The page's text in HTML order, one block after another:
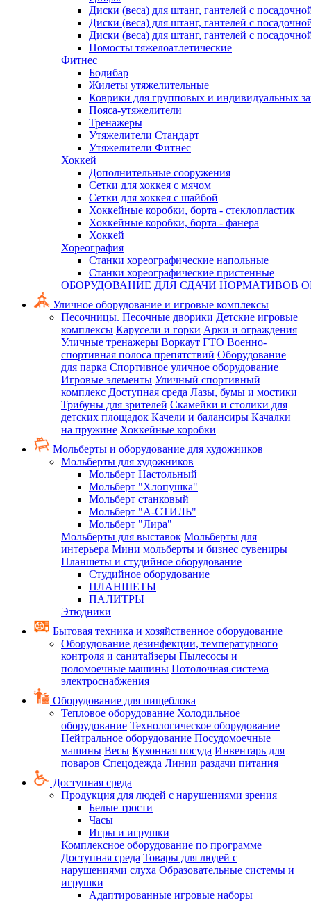
Диски (веса) для штанг, гантелей с
Диски (веса) для штанг, гантелей с
Диски (веса) для штанг, гантелей с
Помосты тяжелоатлетические
Фитнес
Бодибар
Жилеты утяжелительные
Коврики для групповых и индивидуальных
Пояса-утяжелители
Тренажеры
Утяжелители Стандарт
Утяжелители Фитнес
Хоккей
Дополнительные сооружения
Сетки для хоккея с мячом
Сетки для хоккея с шайбой
Хоккейные коробки, борта - стеклопластик
Хоккейные коробки, борта - фанера
Хоккей
Хореография
Станки хореографические напольные
Станки хореографические пристенные
ОБОРУДОВАНИЕ ДЛЯ СДАЧИ НОРМАТИВОВ
Уличное оборудование и игровые комплексы
Песочницы. Песочные дворики Детские игровые
комплексы Карусели и горки Арки и ограждения
Уличные тренажеры Воркаут ГТО Военно-
спортивная полоса препятствий Оборудование
для парка Спортивное уличное оборудование
Игровые элементы Уличный спортивный
комплекс Доступная среда Лазы, бумы и мостики
Трибуны для зрителей Скамейки и столики для
детских площадок Качели и балансиры Качалки
на пружине Хоккейные коробки
Мольберты и оборудование для художников
Мольберты для художников
Мольберт Настольный
Мольберт "Хлопушка"
Мольберт станковый
Мольберт "А-СТИЛЬ"
Мольберт "Лира"
Мольберты для выставок Мольберты для
интерьера Мини мольберты и бизнес сувениры
Планшеты и студийное оборудование
Студийное оборудование
ПЛАНШЕТЫ
ПАЛИТРЫ
Этюдники
Бытовая техника и хозяйственное оборудование
Оборудование дезинфекции, температурного
контроля и санитайзеры Пылесосы и
поломоечные машины Потолочная система
электроснабжения
Оборудование для пищеблока
Тепловое оборудование Холодильное
оборудование Технологическое оборудование
Нейтральное оборудование Посудомоечные
машины Весы Кухонная посуда Инвентарь для
поваров Спецодежда Линии раздачи питания
Доступная среда
Продукция для людей с нарушениями зрения
Белые трости
Часы
Игры и игрушки
Комплексное оборудование по программе
Доступная среда Товары для людей с
нарушениями слуха Образовательные системы и
игрушки
Адаптированные игровые наборы